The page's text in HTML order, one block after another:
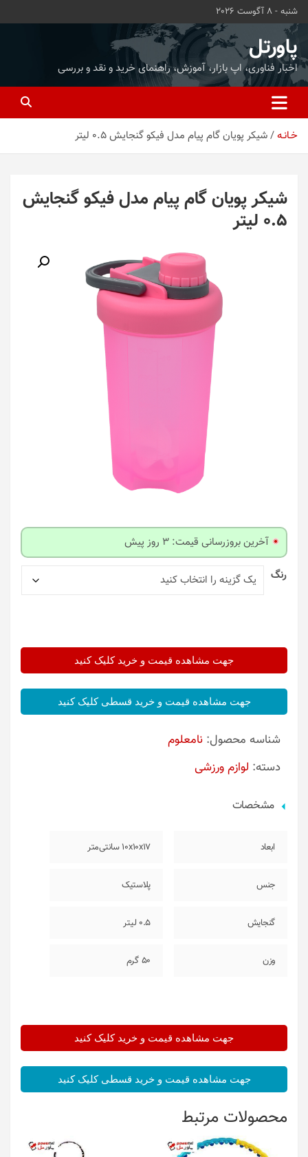
محتوا
بروید
شنبه - 8 آگوست 2026
پاورتل
اخبار فناوری، اپ بازار، آموزش، راهنمای خرید و نقد و بررسی
خـانـه شیکر پویان گام پیام مدل فیکو گنجایش 0.5 لیتر
شیکر پویان گام پیام مدل فیکو گنجایش
0.5 لیتر
آخرین بروزرسانی قیمت: 3 روز پیش
رنگ
جهت مشاهده قیمت و خرید کلیک کنید
جهت مشاهده قیمت و خرید قسطی کلیک کنید
شناسه محصول: نامعلوم
دسته: لوازم ورزشی
مشخصات
ابعاد 10x10x17 سانتی‌متر
جنس پلاستیک
گنجایش 0.5 لیتر
وزن 50 گرم
جهت مشاهده قیمت و خرید کلیک کنید
جهت مشاهده قیمت و خرید قسطی کلیک کنید
محصولات مرتبط